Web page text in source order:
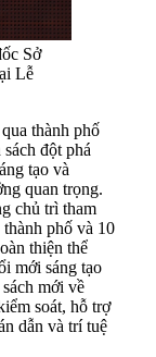
Sở
Lễ
thành phố
đột phá
tạo và
quan trọng.
chủ trì tham
phố và 10
thiện thể
mới sáng tạo
mới về
soát, hỗ trợ
dẫn và trí tuệ